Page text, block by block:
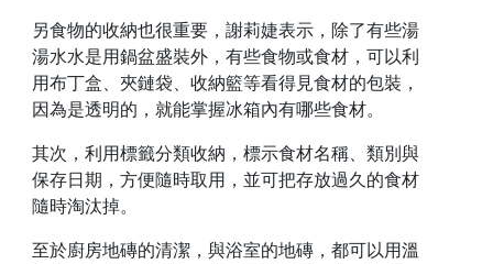
另食物的收納也很重要，謝莉婕表示，除了有些湯
湯水水是用鍋盆盛裝外，有些食物或食材，可以利
用布丁盒、夾鏈袋、收納籃等看得見食材的包裝，
因為是透明的，就能掌握冰箱內有哪些食材。
其次，利用標籤分類收納，標示食材名稱、類別與
保存日期，方便隨時取用，並可把存放過久的食材
隨時淘汰掉。
至於廚房地磚的清潔，與浴室的地磚，都可以用溫